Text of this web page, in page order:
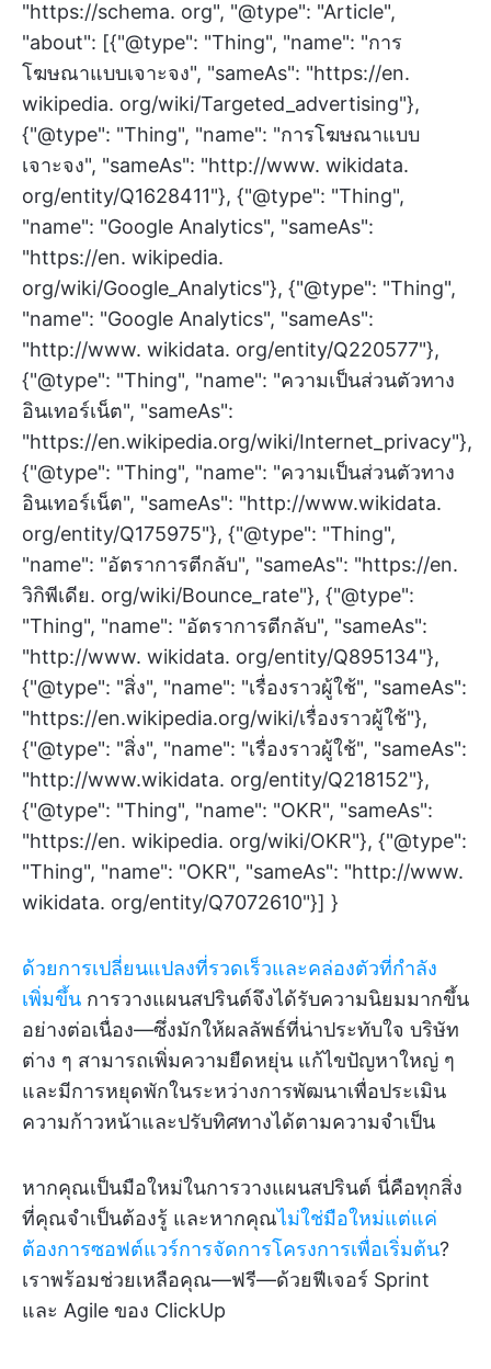
"https://schema. org", "@type": "Article",
"about": [{"@type": "Thing", "name": "การ
โฆษณาแบบเจาะจง", "sameAs": "https://en.
wikipedia. org/wiki/Targeted_advertising"},
{"@type": "Thing", "name": "การโฆษณาแบบ
เจาะจง", "sameAs": "http://www. wikidata.
org/entity/Q1628411"}, {"@type": "Thing",
"name": "Google Analytics", "sameAs":
"https://en. wikipedia.
org/wiki/Google_Analytics"}, {"@type": "Thing",
"name": "Google Analytics", "sameAs":
"http://www. wikidata. org/entity/Q220577"},
{"@type": "Thing", "name": "ความเป็นส่วนตัวทาง
อินเทอร์เน็ต", "sameAs":
"https://en.wikipedia.org/wiki/Internet_privacy"},
{"@type": "Thing", "name": "ความเป็นส่วนตัวทาง
อินเทอร์เน็ต", "sameAs": "http://www.wikidata.
org/entity/Q175975"}, {"@type": "Thing",
"name": "อัตราการตีกลับ", "sameAs": "https://en.
วิกิพีเดีย. org/wiki/Bounce_rate"}, {"@type":
"Thing", "name": "อัตราการตีกลับ", "sameAs":
"http://www. wikidata. org/entity/Q895134"},
{"@type": "สิ่ง", "name": "เรื่องราวผู้ใช้", "sameAs":
"https://en.wikipedia.org/wiki/เรื่องราวผู้ใช้"},
{"@type": "สิ่ง", "name": "เรื่องราวผู้ใช้", "sameAs":
"http://www.wikidata. org/entity/Q218152"},
{"@type": "Thing", "name": "OKR", "sameAs":
"https://en. wikipedia. org/wiki/OKR"}, {"@type":
"Thing", "name": "OKR", "sameAs": "http://www.
wikidata. org/entity/Q7072610"}] }
ด้วยการเปลี่ยนแปลงที่รวดเร็วและคล่องตัวที่กำลัง
เพิ่มขึ้น การวางแผนสปรินต์จึงได้รับความนิยมมากขึ้น
อย่างต่อเนื่อง—ซึ่งมักให้ผลลัพธ์ที่น่าประทับใจ บริษัท
ต่าง ๆ สามารถเพิ่มความยืดหยุ่น แก้ไขปัญหาใหญ่ ๆ
และมีการหยุดพักในระหว่างการพัฒนาเพื่อประเมิน
ความก้าวหน้าและปรับทิศทางได้ตามความจำเป็น
หากคุณเป็นมือใหม่ในการวางแผนสปรินต์ นี่คือทุกสิ่ง
ที่คุณจำเป็นต้องรู้ และหากคุณไม่ใช่มือใหม่แต่แค่
ต้องการซอฟต์แวร์การจัดการโครงการเพื่อเริ่มต้น?
เราพร้อมช่วยเหลือคุณ—ฟรี—ด้วยฟีเจอร์ Sprint
และ Agile ของ ClickUp